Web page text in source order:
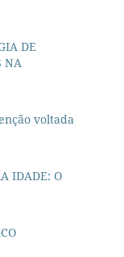
DE
NA
voltada
IDADE: O